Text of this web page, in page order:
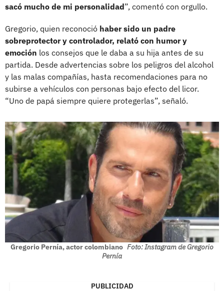
sacó mucho de mi personalidad”, comentó con orgullo.
Gregorio, quien reconoció haber sido un padre
sobreprotector y controlador, relató con humor y
emoción los consejos que le daba a su hija antes de su
partida. Desde advertencias sobre los peligros del alcohol
y las malas compañías, hasta recomendaciones para no
subirse a vehículos con personas bajo efecto del licor.
“Uno de papá siempre quiere protegerlas”, señaló.
Gregorio Pernía, actor colombiano Foto: Instagram de Gregorio
Pernía
PUBLICIDAD